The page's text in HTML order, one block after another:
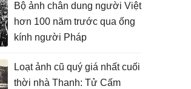
Bộ ảnh chân dung người Việt
hơn 100 năm trước qua ống
kính người Pháp
Loạt ảnh cũ quý giá nhất cuối
thời nhà Thanh: Tử Cấm